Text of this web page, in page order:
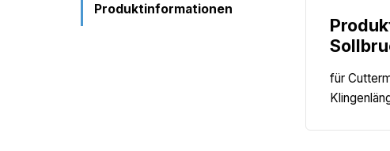
Produktinformationen
für